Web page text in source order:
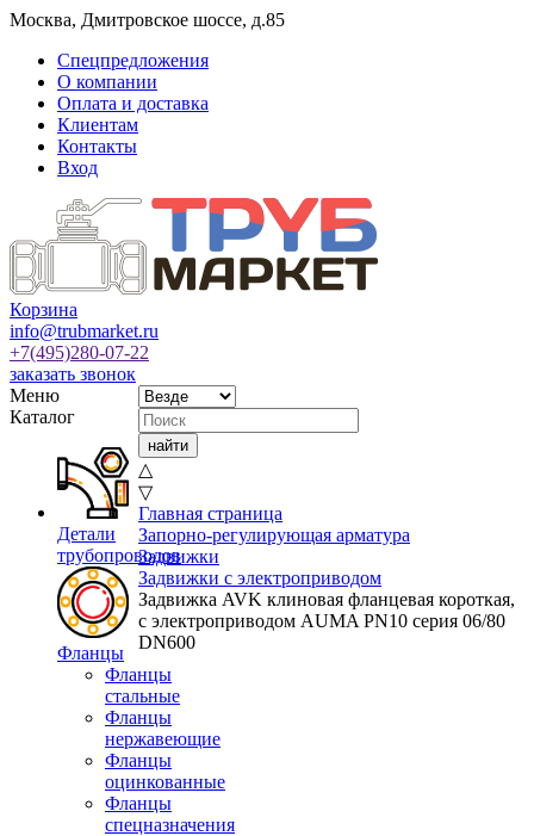
Москва, Дмитровское шоссе, д.85
Спецпредложения
О компании
Оплата и доставка
Клиентам
Контакты
Вход
Корзина
info@trubmarket.ru
+7(495)280-07-22
заказать звонок
Меню
Каталог
Детали
трубопроводов
Фланцы
Фланцы
стальные
Фланцы
нержавеющие
Фланцы
оцинкованные
Фланцы
спецназначения
△
▽
Главная страница
Запорно-регулирующая арматура
Задвижки
Задвижки с электроприводом
Задвижка AVK клиновая фланцевая короткая,
с электроприводом AUMA PN10 серия 06/80
DN600